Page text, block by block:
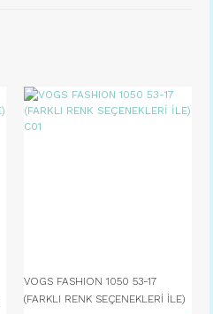
VOGS FASHION 1050 53-17
(FARKLI RENK SEÇENEKLERİ İLE)